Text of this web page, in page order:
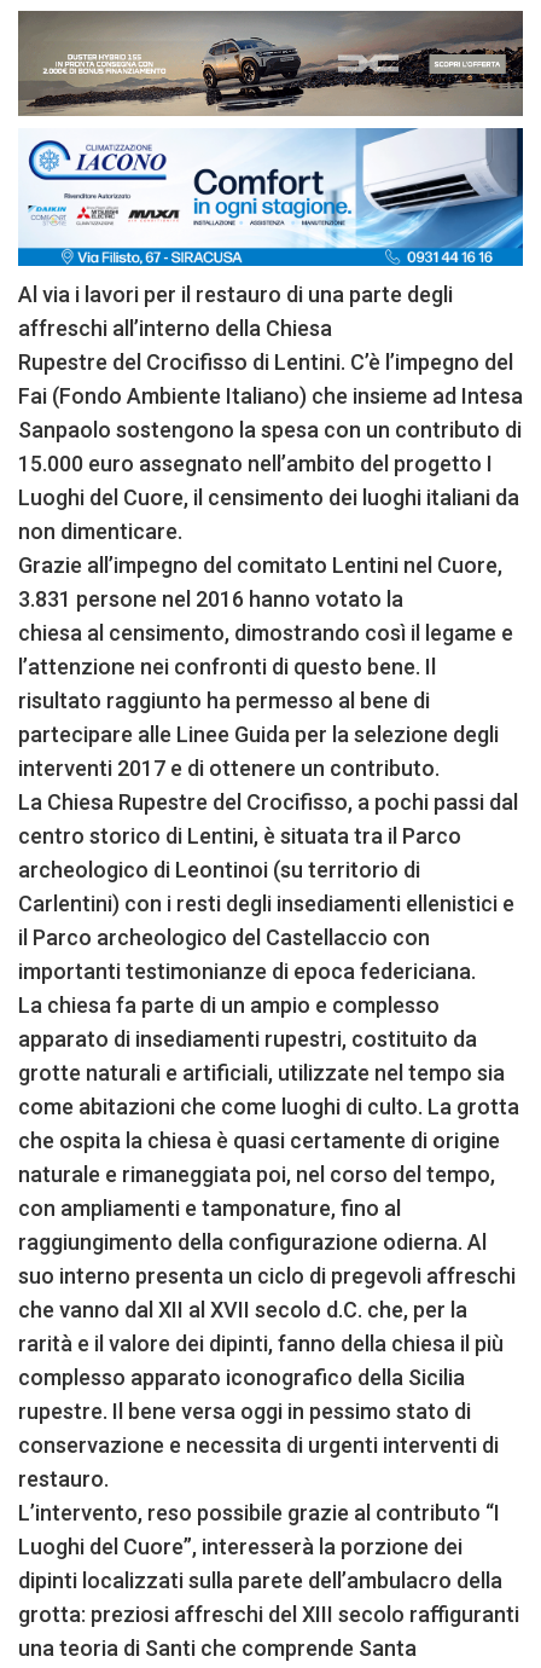
Al via i lavori per il restauro di una parte degli
affreschi all’interno della Chiesa
Rupestre del Crocifisso di Lentini. C’è l’impegno del
Fai (Fondo Ambiente Italiano) che insieme ad Intesa
Sanpaolo sostengono la spesa con un contributo di
15.000 euro assegnato nell’ambito del progetto I
Luoghi del Cuore, il censimento dei luoghi italiani da
non dimenticare.
Grazie all’impegno del comitato Lentini nel Cuore,
3.831 persone nel 2016 hanno votato la
chiesa al censimento, dimostrando così il legame e
l’attenzione nei confronti di questo bene. Il
risultato raggiunto ha permesso al bene di
partecipare alle Linee Guida per la selezione degli
interventi 2017 e di ottenere un contributo.
La Chiesa Rupestre del Crocifisso, a pochi passi dal
centro storico di Lentini, è situata tra il Parco
archeologico di Leontinoi (su territorio di
Carlentini) con i resti degli insediamenti ellenistici e
il Parco archeologico del Castellaccio con
importanti testimonianze di epoca federiciana.
La chiesa fa parte di un ampio e complesso
apparato di insediamenti rupestri, costituito da
grotte naturali e artificiali, utilizzate nel tempo sia
come abitazioni che come luoghi di culto. La grotta
che ospita la chiesa è quasi certamente di origine
naturale e rimaneggiata poi, nel corso del tempo,
con ampliamenti e tamponature, fino al
raggiungimento della configurazione odierna. Al
suo interno presenta un ciclo di pregevoli affreschi
che vanno dal XII al XVII secolo d.C. che, per la
rarità e il valore dei dipinti, fanno della chiesa il più
complesso apparato iconografico della Sicilia
rupestre. Il bene versa oggi in pessimo stato di
conservazione e necessita di urgenti interventi di
restauro.
L’intervento, reso possibile grazie al contributo “I
Luoghi del Cuore”, interesserà la porzione dei
dipinti localizzati sulla parete dell’ambulacro della
grotta: preziosi affreschi del XIII secolo raffiguranti
una teoria di Santi che comprende Santa